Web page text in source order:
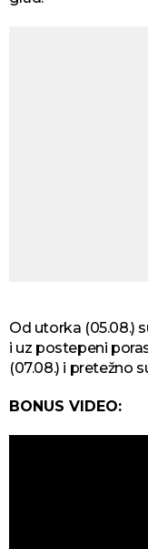
Od utorka (05.08.)
i uz postepeni
(07.08.) i pretežno
BONUS VIDEO: